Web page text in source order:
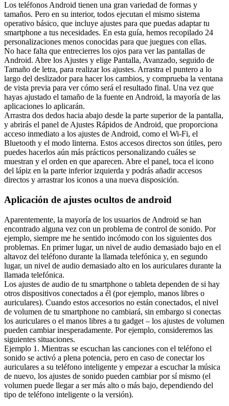
Los teléfonos Android tienen una gran variedad de formas y
tamaños. Pero en su interior, todos ejecutan el mismo sistema
operativo básico, que incluye ajustes para que puedas adaptar tu
smartphone a tus necesidades. En esta guía, hemos recopilado 24
personalizaciones menos conocidas para que juegues con ellas.
No hace falta que entrecierres los ojos para ver las pantallas de
Android. Abre los Ajustes y elige Pantalla, Avanzado, seguido de
Tamaño de letra, para realizar los ajustes. Arrastra el puntero a lo
largo del deslizador para hacer los cambios, y comprueba la ventana
de vista previa para ver cómo será el resultado final. Una vez que
hayas ajustado el tamaño de la fuente en Android, la mayoría de las
aplicaciones lo aplicarán.
Arrastra dos dedos hacia abajo desde la parte superior de la pantalla,
y abrirás el panel de Ajustes Rápidos de Android, que proporciona
acceso inmediato a los ajustes de Android, como el Wi-Fi, el
Bluetooth y el modo linterna. Estos accesos directos son útiles, pero
puedes hacerlos aún más prácticos personalizando cuáles se
muestran y el orden en que aparecen. Abre el panel, toca el icono
del lápiz en la parte inferior izquierda y podrás añadir accesos
directos y arrastrar los iconos a una nueva disposición.
Aplicación de ajustes ocultos de android
Aparentemente, la mayoría de los usuarios de Android se han
encontrado alguna vez con un problema de control de sonido. Por
ejemplo, siempre me he sentido incómodo con los siguientes dos
problemas. En primer lugar, un nivel de audio demasiado bajo en el
altavoz del teléfono durante la llamada telefónica y, en segundo
lugar, un nivel de audio demasiado alto en los auriculares durante la
llamada telefónica.
Los ajustes de audio de tu smartphone o tableta dependen de si hay
otros dispositivos conectados a él (por ejemplo, manos libres o
auriculares). Cuando estos accesorios no están conectados, el nivel
de volumen de tu smartphone no cambiará, sin embargo si conectas
los auriculares o el manos libres a tu gadget – los ajustes de volumen
pueden cambiar inesperadamente. Por ejemplo, consideremos las
siguientes situaciones.
Ejemplo 1. Mientras se escuchan las canciones con el teléfono el
sonido se activó a plena potencia, pero en caso de conectar los
auriculares a su teléfono inteligente y empezar a escuchar la música
de nuevo, los ajustes de sonido pueden cambiar por sí mismo (el
volumen puede llegar a ser más alto o más bajo, dependiendo del
tipo de teléfono inteligente o la versión).